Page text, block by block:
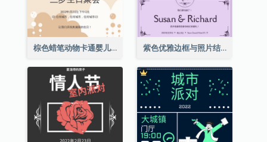
棕色蜡笔动物卡通婴儿生日邀请 紫色优雅边框与照片结婚请柬